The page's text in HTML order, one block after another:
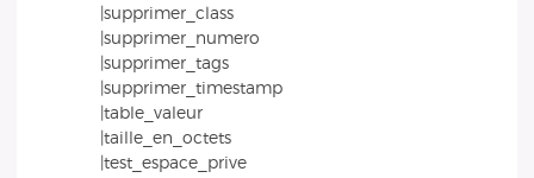
|supprimer_class
|supprimer_numero
|supprimer_tags
|supprimer_timestamp
|table_valeur
|taille_en_octets
|test_espace_prive